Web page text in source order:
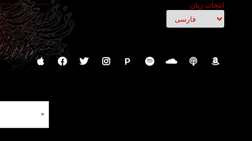
انتخاب زبان
P